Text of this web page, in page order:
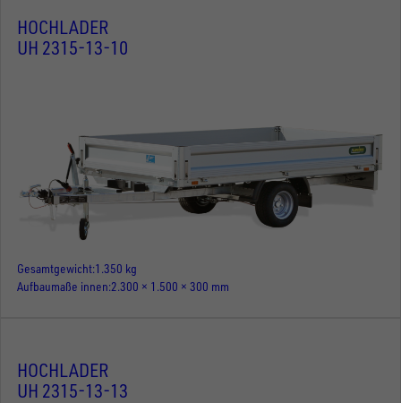
HOCHLADER
UH 2315-13-10
Gesamtgewicht 1.350 kg
Aufbaumaße innen 2.300 × 1.500 × 300 mm
HOCHLADER
UH 2315-13-13